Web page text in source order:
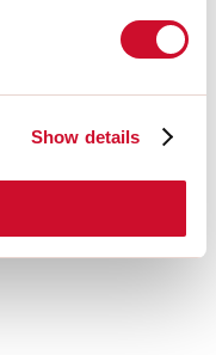
Show details